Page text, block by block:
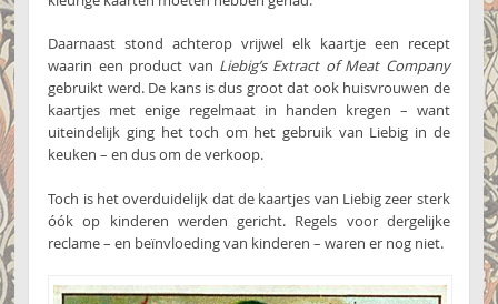
Daarnaast stond achterop vrijwel elk kaartje een recept
waarin een product van Liebig’s Extract of Meat Company
gebruikt werd. De kans is dus groot dat ook huisvrouwen de
kaartjes met enige regelmaat in handen kregen – want
uiteindelijk ging het toch om het gebruik van Liebig in de
keuken – en dus om de verkoop.
Toch is het overduidelijk dat de kaartjes van Liebig zeer sterk
óók op kinderen werden gericht. Regels voor dergelijke
reclame – en beïnvloeding van kinderen – waren er nog niet.